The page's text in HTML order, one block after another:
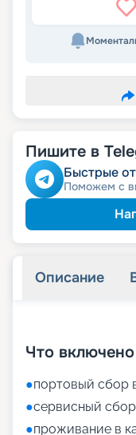
Пишите в
Быстрые
Поможем с
Описание
Что
●портовый сбор
●сервисный
●проживание в